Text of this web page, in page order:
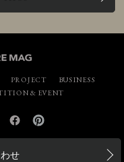
PROJECT
BUSINESS
& EVENT
Twitter Facebook
せ